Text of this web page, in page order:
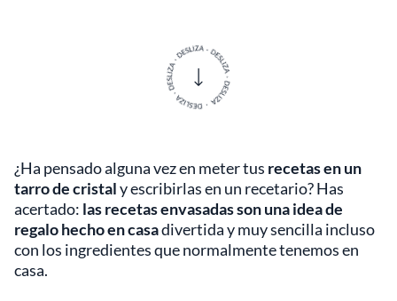
¿Ha pensado alguna vez en meter tus recetas en un
tarro de cristaly escribirlas en un recetario? Has
acertado: las recetas envasadas son una idea de
regalo hecho en casadivertida y muy sencilla incluso
con los ingredientes que normalmente tenemos en
casa.